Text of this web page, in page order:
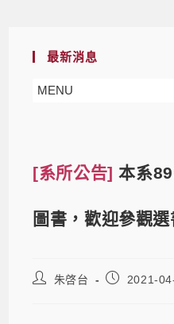
最新消息
MENU
[系所公告]本系
圖書，歡迎參觀選
朱啓台 2021-